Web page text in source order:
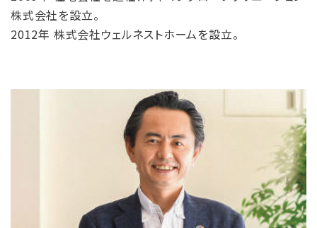
株式会社を設立。
2012年 株式会社ウェルネストホームを設立。